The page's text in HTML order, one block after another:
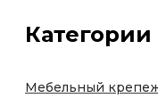
Категории
Мебельный